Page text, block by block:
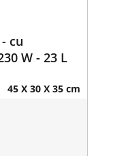
cu
W - 23 L
45 X 30 X 35 cm